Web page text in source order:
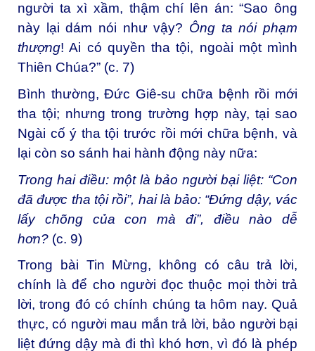
người ta xì xầm, thậm chí lên án: “Sao ông
này lại dám nói như vậy? Ông ta nói phạm
thượng! Ai có quyền tha tội, ngoài một mình
Thiên Chúa?” (c. 7)
Bình thường, Đức Giê-su chữa bệnh rồi mới
tha tội; nhưng trong trường hợp này, tại sao
Ngài cố ý tha tội trước rồi mới chữa bệnh, và
lại còn so sánh hai hành động này nữa:
Trong hai điều: một là bảo người bại liệt: “Con
đã được tha tội rồi”, hai là bảo: “Đứng dậy, vác
lấy chõng của con mà đi”, điều nào dễ
hơn? (c. 9)
Trong bài Tin Mừng, không có câu trả lời,
chính là để cho người đọc thuộc mọi thời trả
lời, trong đó có chính chúng ta hôm nay. Quả
thực, có người mau mắn trả lời, bảo người bại
liệt đứng dậy mà đi thì khó hơn, vì đó là phép